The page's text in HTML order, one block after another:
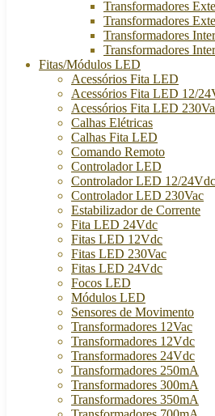
Transformadores
Transformadores
Transformadores
Transformadores
Fitas/Módulos LED
Acessórios Fita LED
Acessórios Fita LED 12/
Acessórios Fita LED
Calhas Elétricas
Calhas Fita LED
Comando Remoto
Controlador LED
Controlador LED 12/24Vdc
Controlador LED 230Vac
Estabilizador de Corrente
Fita LED 24Vdc
Fitas LED 12Vdc
Fitas LED 230Vac
Fitas LED 24Vdc
Focos LED
Módulos LED
Sensores de Movimento
Transformadores 12Vac
Transformadores 12Vdc
Transformadores 24Vdc
Transformadores 250mA
Transformadores 300mA
Transformadores 350mA